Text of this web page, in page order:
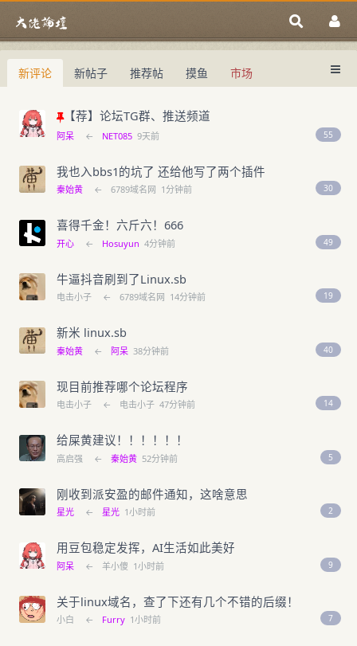
新评论 新帖子 推荐帖 摸鱼 市场
中国域名论坛
大佬论坛专注域名交易、域名投资、域名
中国域名论坛
【荐】论坛TG群、推送频道
阿呆 ← NET085 9天前 55
我也入bbs1的坑了 还给他写了两个插件
秦始黄 ← 6789域名网 1分钟前 30
喜得千金！六斤六！666
开心 ← Hosuyun 4分钟前 49
牛逼抖音刷到了Linux.sb
电击小子 ← 6789域名网 14分钟前 19
新米 linux.sb
秦始黄 ← 阿呆 38分钟前 40
现目前推荐哪个论坛程序
电击小子 ← 电击小子 47分钟前 14
给屎黄建议！！！！！！
高启强 ← 秦始黄 52分钟前 5
刚收到派安盈的邮件通知，这啥意思
星光 ← 星光 1小时前 2
用豆包稳定发挥，AI生活如此美好
阿呆 ← 羊小傻 1小时前 9
关于linux域名，查了下还有几个不错的后缀！
小白 ← Furry 1小时前 7